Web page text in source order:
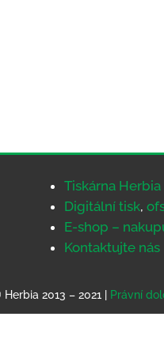
Tiskárna Herbia
Digitální tisk,
E-shop –
Kontaktujte nás
2013 – 2021 | Právní